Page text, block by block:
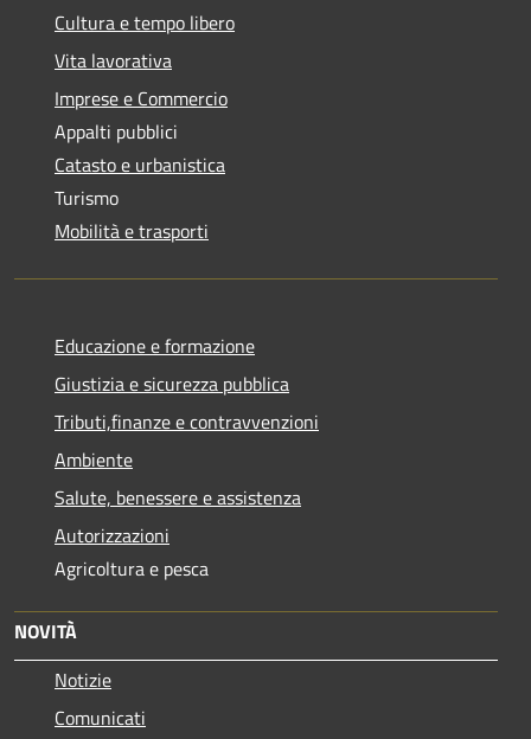
Cultura e tempo libero
Vita lavorativa
Imprese e Commercio
Appalti pubblici
Catasto e urbanistica
Turismo
Mobilità e trasporti
Educazione e formazione
Giustizia e sicurezza pubblica
Tributi,finanze e contravvenzioni
Ambiente
Salute, benessere e assistenza
Autorizzazioni
Agricoltura e pesca
NOVITÀ
Notizie
Comunicati